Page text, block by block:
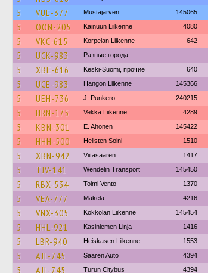
5 VUE-377 Mustajärven 145065
5 OON-205 Kainuun Liikenne 4080
5 VKC-615 Korpelan Liikenne 642
5 UCK-983 Разные города
5 XBE-616 Keski-Suomi, прочие 640
5 UCE-983 Hangon Liikenne 145366
5 UEH-736 J. Punkero 240215
5 HRN-175 Vekka Liikenne 4289
5 KBN-301 E. Ahonen 145422
5 HHH-500 Hellsten Soini 1510
5 XBN-942 Viitasaaren 1417
5 TJV-141 Wendelin Transport 145450
5 RBX-534 Toimi Vento 1370
5 VEA-777 Mäkela 4216
5 VNX-305 Kokkolan Liikenne 145454
5 HHL-921 Kasiniemen Linja 1416
5 LBR-940 Heiskasen Liikenne 1553
5 AJL-745 Saaren Auto 4394
5 AJL-745 Turun Citybus 4394